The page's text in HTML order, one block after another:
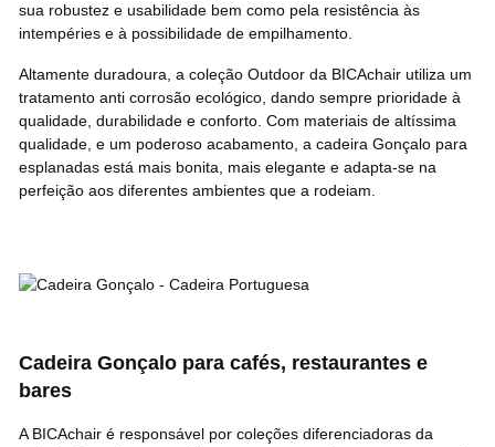
sua robustez e usabilidade bem como pela resistência às
intempéries e à possibilidade de empilhamento.
Altamente duradoura, a coleção Outdoor da BICAchair utiliza um
tratamento anti corrosão ecológico, dando sempre prioridade à
qualidade, durabilidade e conforto. Com materiais de altíssima
qualidade, e um poderoso acabamento, a cadeira Gonçalo para
esplanadas está mais bonita, mais elegante e adapta-se na
perfeição aos diferentes ambientes que a rodeiam.
Cadeira Gonçalo para cafés, restaurantes e
bares
A BICAchair é responsável por coleções diferenciadoras da